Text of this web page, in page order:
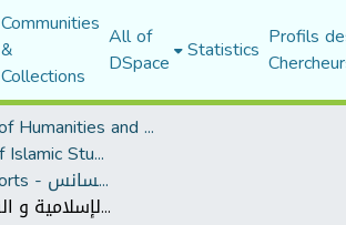
Communities
&
Collections
All of
DSpace Statistics Profils
Faculty of Humanities and Social Sciences
Department of Islamic Studies
Graduate Reports - تقارير الليسانس
حرية الرأي و التعبير في الشريعة الإسلامية و القانون الوضعي